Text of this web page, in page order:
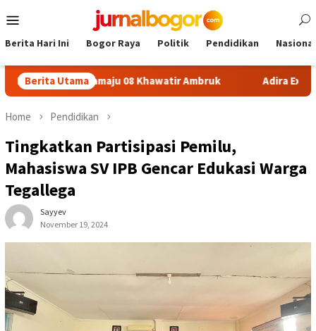
to
Menu
Berita Hari Ini Bogor Raya Politik Pendidikan Nasional
Berita Utama
Sukamaju 08 Khawatir Ambruk Adira Expo Merdeka
Home Pendidikan
Tingkatkan Partisipasi Pemilu,
Mahasiswa SV IPB Gencar Edukasi Warga
Tegallega
Sayyev
November 19, 2024